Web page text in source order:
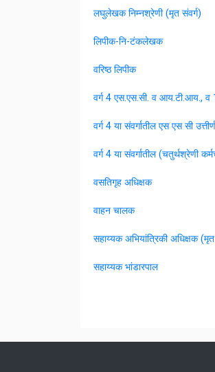
लघुलेखक निम्नश्रेणी (मृत संवर्ग)
लिपीक-नि-टंकलेखक
वरिष्ठ लिपीक
वर्ग 4 एस.एस.सी. व आय.टी.आय., व
वर्ग 4 या संवर्गातील एस एस सी
वर्ग 4 या संवर्गातील (चतुर्थश्रेणी
वसतिगृह अधिक्षक
वाहन चालक
सहाय्यक अभियांत्रिकी अधिक्षक (मृत
सहाय्यक भांडारपाल